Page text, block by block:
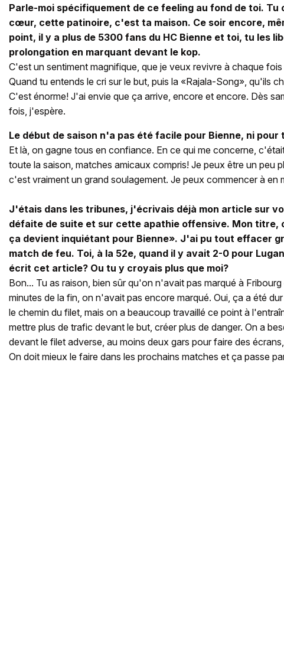
Parle-moi spécifiquement de ce feeling au fond de toi. Tu
cœur, cette patinoire, c'est ta maison. Ce soir encore,
point, il y a plus de 5300 fans du HC Bienne et toi, tu les
prolongation en marquant devant le kop.
C'est un sentiment magnifique, que je veux revivre à chaque
Quand tu entends le cri sur le but, puis la «Rajala-Song», qu'ils
C'est énorme! J'ai envie que ça arrive, encore et encore. Dès
fois, j'espère.
Le début de saison n'a pas été facile pour Bienne, ni pour
Et là, on gagne tous en confiance. En ce qui me concerne,
toute la saison, matches amicaux compris! Je peux être un peu
c'est vraiment un grand soulagement. Je peux commencer à en
J'étais dans les tribunes, j'écrivais déjà mon article sur
défaite de suite et sur cette apathie offensive. Mon titre,
ça devient inquiétant pour Bienne». J'ai pu tout effacer
match de feu. Toi, à la 52e, quand il y avait 2-0 pour
écrit cet article? Ou tu y croyais plus que moi?
Bon... Tu as raison, bien sûr qu'on n'avait pas marqué à
minutes de la fin, on n'avait pas encore marqué. Oui, ça a été
le chemin du filet, mais on a beaucoup travaillé ce point à
mettre plus de trafic devant le but, créer plus de danger. On a
devant le filet adverse, au moins deux gars pour faire des
On doit mieux le faire dans les prochains matches et ça passe